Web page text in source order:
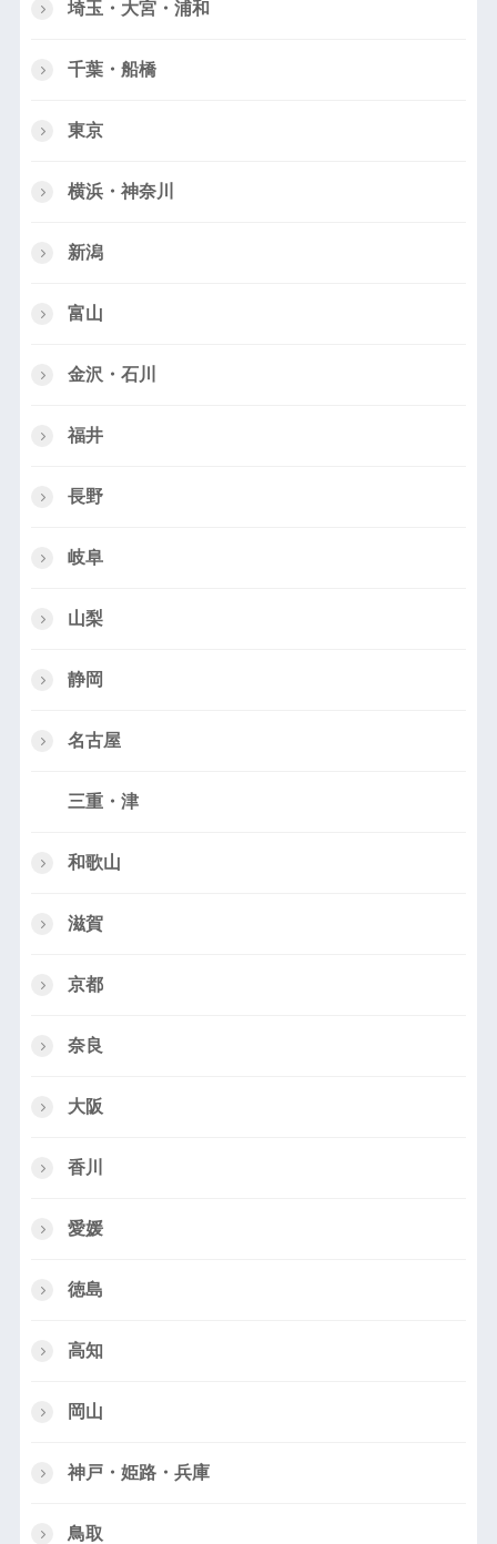
埼玉・大宮・浦和
千葉・船橋
東京
横浜・神奈川
新潟
富山
金沢・石川
福井
長野
岐阜
山梨
静岡
名古屋
三重・津
和歌山
滋賀
京都
奈良
大阪
香川
愛媛
徳島
高知
岡山
神戸・姫路・兵庫
鳥取